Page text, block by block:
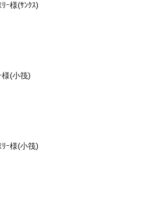
ｰ様(ｻﾝｸｽ)
(小筏)
ｰ様(小筏)